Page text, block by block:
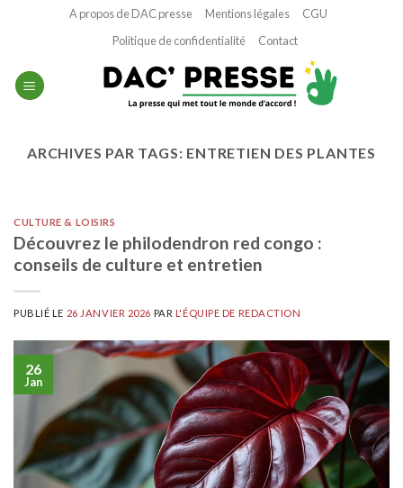
A propos de DAC presse Mentions légales
CGU
Politique de confidentialité
Contact
ARCHIVES PAR TAGS: ENTRETIEN DES PLANTES
CULTURE & LOISIRS
Découvrez le philodendron red congo :
conseils de culture et entretien
PUBLIÉ LE 26 JANVIER 2026 PAR L'ÉQUIPE DE REDACTION
26
Jan